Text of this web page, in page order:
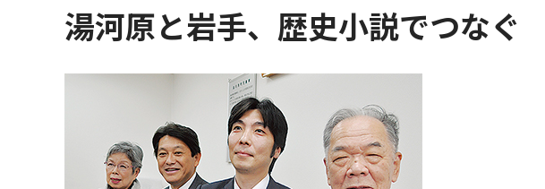
湯河原と岩手、歴史小説でつなぐ